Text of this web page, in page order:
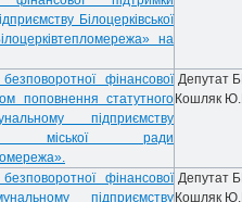
Білоцерківської
на
фінансової
поповнення статутного
підприємству
міської ради
Депутат
Кошляк
фінансової
підприємству
Депутат
Кошляк